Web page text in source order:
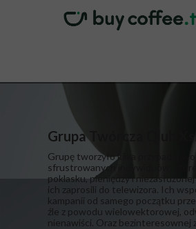
Grupa Twórcza Qlub
Grupę tworzyło kilka przypadkowo
sfrustrowanych indywiduów, które
poklasku, pieniędzy i
ich zaprosili do telewizora. Ich
kampanii od samego początku
źle z powodu wielowektorowej,
nienawiści. Oraz bezinteresownej